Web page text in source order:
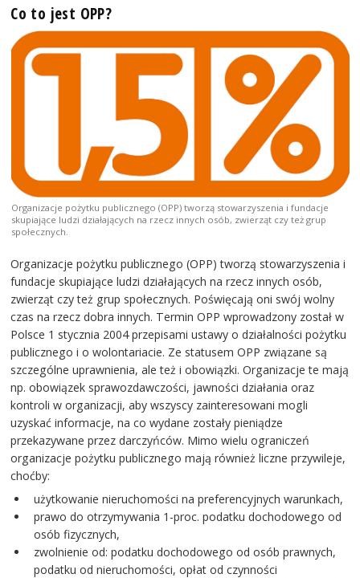
Co to jest OPP?
Organizacje pożytku publicznego (OPP) tworzą stowarzyszenia i fundacje
skupiające ludzi działających na rzecz innych osób, zwierząt czy też grup
społecznych.
Organizacje pożytku publicznego (OPP) tworzą stowarzyszenia i
fundacje skupiające ludzi działających na rzecz innych osób,
zwierząt czy też grup społecznych. Poświęcają oni swój wolny
czas na rzecz dobra innych. Termin OPP wprowadzony został w
Polsce 1 stycznia 2004 przepisami ustawy o działalności pożytku
publicznego i o wolontariacie. Ze statusem OPP związane są
szczególne uprawnienia, ale też i obowiązki. Organizacje te mają
np. obowiązek sprawozdawczości, jawności działania oraz
kontroli w organizacji, aby wszyscy zainteresowani mogli
uzyskać informacje, na co wydane zostały pieniądze
przekazywane przez darczyńców. Mimo wielu ograniczeń
organizacje pożytku publicznego mają również liczne przywileje,
choćby:
użytkowanie nieruchomości na preferencyjnych warunkach,
prawo do otrzymywania 1-proc. podatku dochodowego od
osób fizycznych,
zwolnienie od: podatku dochodowego od osób prawnych,
podatku od nieruchomości, opłat od czynności